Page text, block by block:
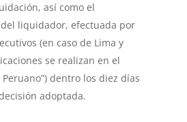
así como el
liquidador, efectuada por
(en caso de Lima y
se realizan en el
dentro los diez días
adoptada.